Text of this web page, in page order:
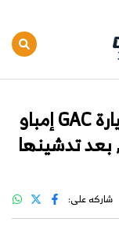
تعرف على سعر ومواصفات سيارة GAC إمباو
تدشينها
شاركه على: